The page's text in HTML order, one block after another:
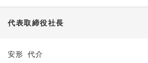
代表取締役社長
安形 代介